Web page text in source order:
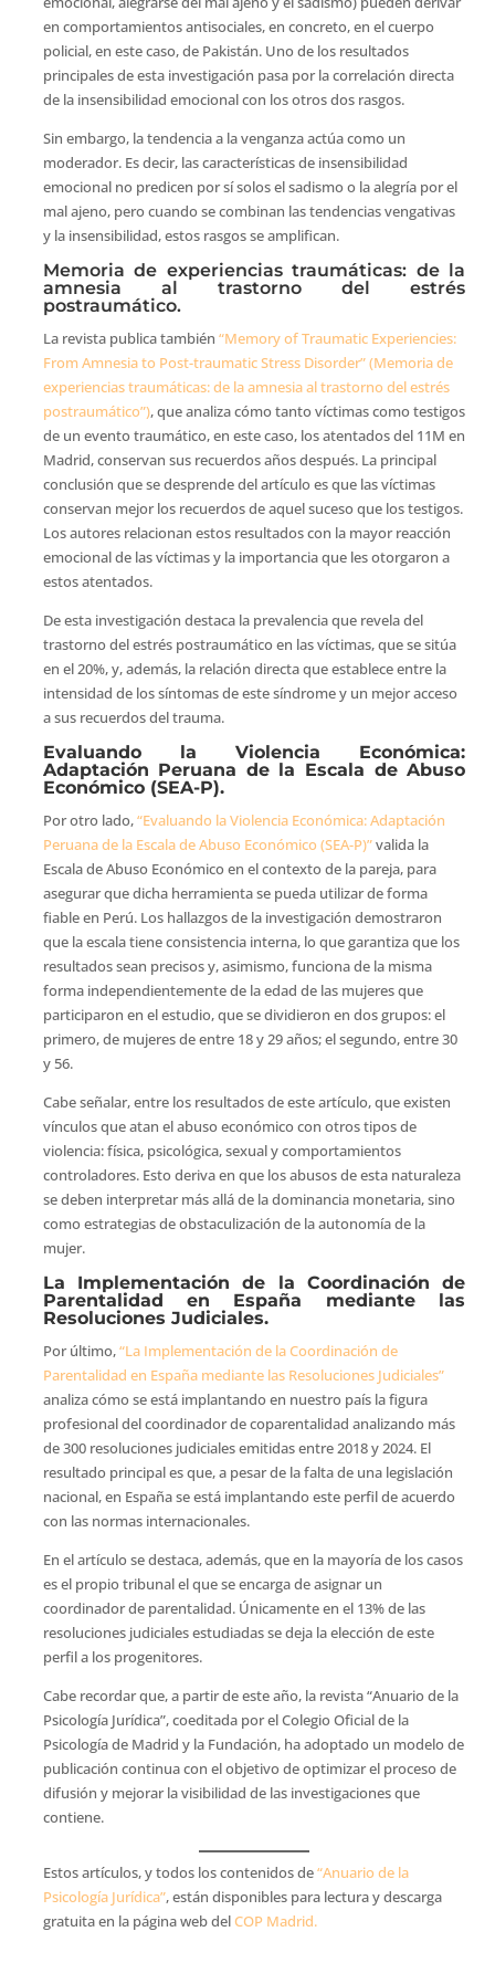
en comportamientos antisociales, en concreto, en el cuerpo
policial, en este caso, de Pakistán. Uno de los resultados
principales de esta investigación pasa por la correlación directa
de la insensibilidad emocional con los otros dos rasgos.
Sin embargo, la tendencia a la venganza actúa como un
moderador. Es decir, las características de insensibilidad
emocional no predicen por sí solos el sadismo o la alegría por el
mal ajeno, pero cuando se combinan las tendencias vengativas
y la insensibilidad, estos rasgos se amplifican.
Memoria de experiencias traumáticas: de la
amnesia al trastorno del estrés
postraumático.
La revista publica también “Memory of Traumatic Experiencies:
From Amnesia to Post-traumatic Stress Disorder” (Memoria de
experiencias traumáticas: de la amnesia al trastorno del estrés
postraumático”), que analiza cómo tanto víctimas como testigos
de un evento traumático, en este caso, los atentados del 11M en
Madrid, conservan sus recuerdos años después. La principal
conclusión que se desprende del artículo es que las víctimas
conservan mejor los recuerdos de aquel suceso que los testigos.
Los autores relacionan estos resultados con la mayor reacción
emocional de las víctimas y la importancia que les otorgaron a
estos atentados.
De esta investigación destaca la prevalencia que revela del
trastorno del estrés postraumático en las víctimas, que se sitúa
en el 20%, y, además, la relación directa que establece entre la
intensidad de los síntomas de este síndrome y un mejor acceso
a sus recuerdos del trauma.
Evaluando la Violencia Económica:
Adaptación Peruana de la Escala de Abuso
Económico (SEA-P).
Por otro lado,“Evaluando la Violencia Económica: Adaptación
Peruana de la Escala de Abuso Económico (SEA-P)”valida la
Escala de Abuso Económico en el contexto de la pareja, para
asegurar que dicha herramienta se pueda utilizar de forma
fiable en Perú. Los hallazgos de la investigación demostraron
que la escala tiene consistencia interna, lo que garantiza que los
resultados sean precisos y, asimismo, funciona de la misma
forma independientemente de la edad de las mujeres que
participaron en el estudio, que se dividieron en dos grupos: el
primero, de mujeres de entre 18 y 29 años; el segundo, entre 30
y 56.
Cabe señalar, entre los resultados de este artículo, que existen
vínculos que atan el abuso económico con otros tipos de
violencia: física, psicológica, sexual y comportamientos
controladores. Esto deriva en que los abusos de esta naturaleza
se deben interpretar más allá de la dominancia monetaria, sino
como estrategias de obstaculización de la autonomía de la
mujer.
La Implementación de la Coordinación de
Parentalidad en España mediante las
Resoluciones Judiciales.
Por último,“La Implementación de la Coordinación de
Parentalidad en España mediante las Resoluciones Judiciales”
analiza cómo se está implantando en nuestro país la figura
profesional del coordinador de coparentalidad analizando más
de 300 resoluciones judiciales emitidas entre 2018 y 2024. El
resultado principal es que, a pesar de la falta de una legislación
nacional, en España se está implantando este perfil de acuerdo
con las normas internacionales.
En el artículo se destaca, además, que en la mayoría de los casos
es el propio tribunal el que se encarga de asignar un
coordinador de parentalidad. Únicamente en el 13% de las
resoluciones judiciales estudiadas se deja la elección de este
perfil a los progenitores.
Cabe recordar que, a partir de este año, la revista “Anuario de la
Psicología Jurídica”, coeditada por el Colegio Oficial de la
Psicología de Madrid y la Fundación, ha adoptado un modelo de
publicación continua con el objetivo de optimizar el proceso de
difusión y mejorar la visibilidad de las investigaciones que
contiene.
Estos artículos, y todos los contenidos de“Anuario de la
Psicología Jurídica”, están disponibles para lectura y descarga
gratuita en la página web delCOP Madrid.